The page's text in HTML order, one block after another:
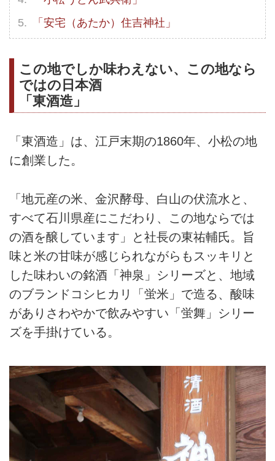
「安宅（あたか）住吉神社」
この地でしか味わえない、この地なら
ではの日本酒
「東酒造」
「東酒造」は、江戸末期の1860年、小松の地
に創業した。
「地元産の米、金沢酵母、白山の伏流水と、
すべて石川県産にこだわり、この地ならでは
の酒を醸しています」と社長の東祐輔氏。旨
味と米の甘味が感じられながらもスッキリと
した味わいの銘酒「神泉」シリーズと、地域
のブランドコシヒカリ「蛍米」で造る、酸味
がありさわやかで飲みやすい「蛍舞」シリー
ズを手掛けている。